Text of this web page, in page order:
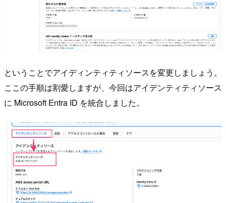
ということでアイディンティティソースを変更しましょう。
ここの手順は割愛しますが、今回はアイデンティティソース
に Microsoft Entra ID を統合しました。